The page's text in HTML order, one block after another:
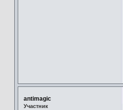
antimagic
Участник